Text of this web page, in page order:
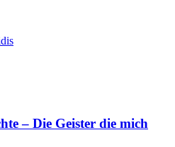
– Die Geister die mich